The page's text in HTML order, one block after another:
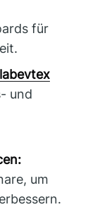
für
und
um